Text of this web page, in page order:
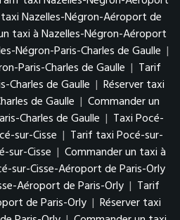
Nazelles-Négron-Aéroport de
taxi à Nazelles-Négron-Aéroport
Négron-Paris-Charles de Gaulle |
Paris-Charles de Gaulle | Tarif
Charles de Gaulle | Réserver taxi
de Gaulle | Commander un
Charles de Gaulle | Taxi Pocé-
sur-Cisse | Tarif taxi Pocé-sur-
sur-Cisse | Commander un taxi à
sur-Cisse-Aéroport de Paris-Orly
Aéroport de Paris-Orly | Tarif
de Paris-Orly | Réserver taxi